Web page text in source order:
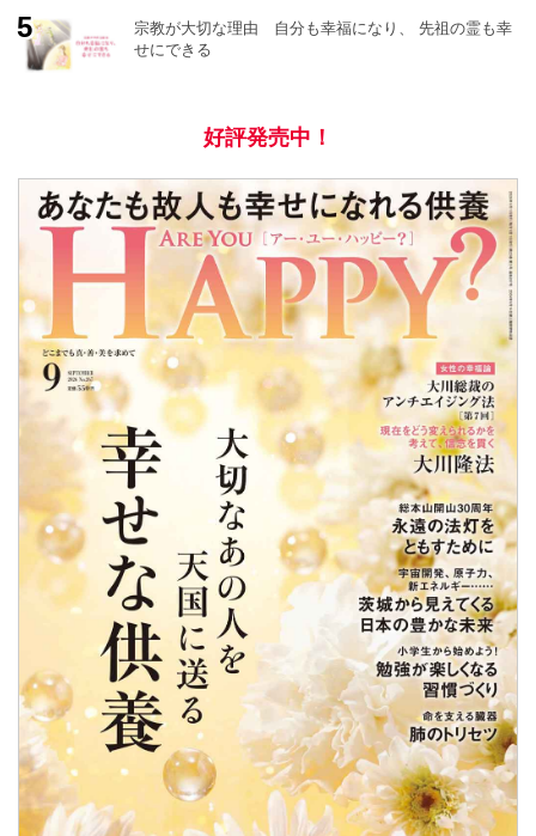
宗教が大切な理由 自分も幸福になり、 先祖の霊も幸
せにできる
好評発売中！